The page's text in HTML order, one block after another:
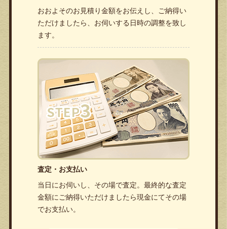
おおよそのお見積り金額をお伝えし、ご納得い
ただけましたら、お伺いする日時の調整を致し
ます。
査定・お支払い
当日にお伺いし、その場で査定。最終的な査定
金額にご納得いただけましたら現金にてその場
でお支払い。